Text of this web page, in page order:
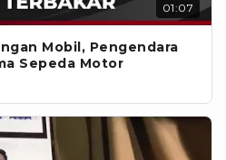
01:07
Mobil, Pengendara
Sepeda Motor